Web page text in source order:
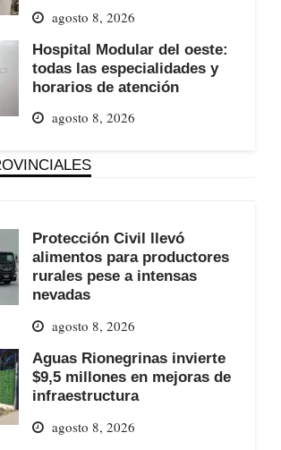
agosto 8, 2026
Hospital Modular del oeste:
todas las especialidades y
horarios de atención
agosto 8, 2026
Protección Civil llevó
alimentos para productores
rurales pese a intensas
nevadas
agosto 8, 2026
Aguas Rionegrinas invierte
$9,5 millones en mejoras de
infraestructura
agosto 8, 2026